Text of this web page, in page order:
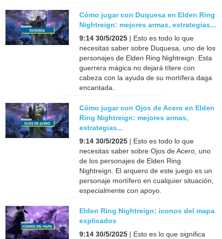
Cómo jugar con Duquesa en Elden Ring
Nightreign: mejores armas, estrategias...
9:14 30/5/2025 | Esto es todo lo que
necesitas saber sobre Duquesa, uno de los
personajes de Elden Ring Nightreign. Esta
guerrera mágica no dejará títere con
cabeza con la ayuda de su mortífera daga
encantada.
Cómo jugar con Ojos de Acero en Elden
Ring Nightreign: mejores armas,
estrategias...
9:14 30/5/2025 | Esto es todo lo que
necesitas saber sobre Ojos de Acero, uno
de los personajes de Elden Ring
Nightreign. El arquero de este juego es un
personaje mortífero en cualquier situación,
especialmente con apoyo.
Elden Ring Nightreign: iconos del mapa
explicados
9:14 30/5/2025 | Esto es lo que significa